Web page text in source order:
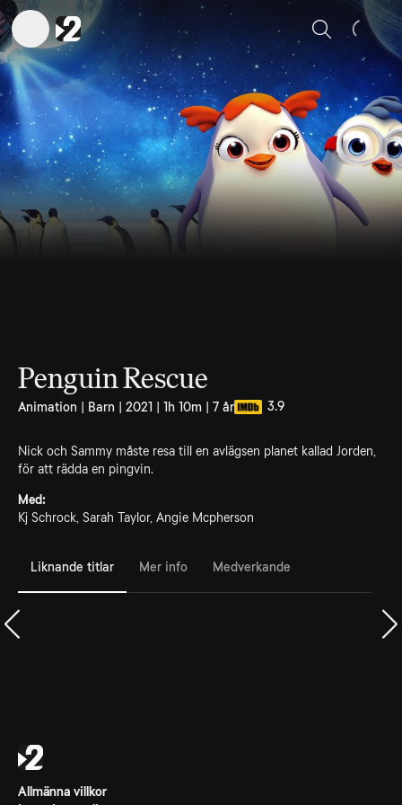
Sök
Penguin Rescue
Animation | Barn | 2021 | 1h 10m | 7 år 3.9
Nick och Sammy måste resa till en avlägsen planet kallad Jorden,
för att rädda en pingvin.
Med:
Kj Schrock, Sarah Taylor, Angie Mcpherson
Liknande titlar Mer info Medverkande
Allmänna villkor